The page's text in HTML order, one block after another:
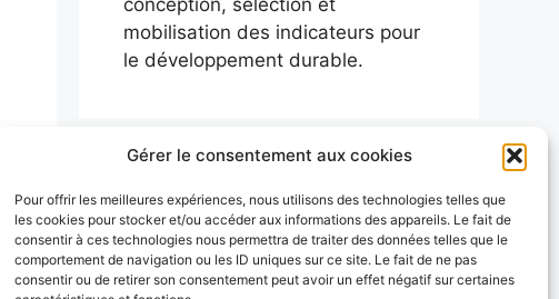
Gérer le consentement aux cookies
Pour offrir les meilleures expériences, nous utilisons des technologies telles que
les cookies pour stocker et/ou accéder aux informations des appareils. Le fait de
consentir à ces technologies nous permettra de traiter des données telles que le
comportement de navigation ou les ID uniques sur ce site. Le fait de ne pas
consentir ou de retirer son consentement peut avoir un effet négatif sur certaines
conception, sélection et
mobilisation des indicateurs pour
le développement durable.